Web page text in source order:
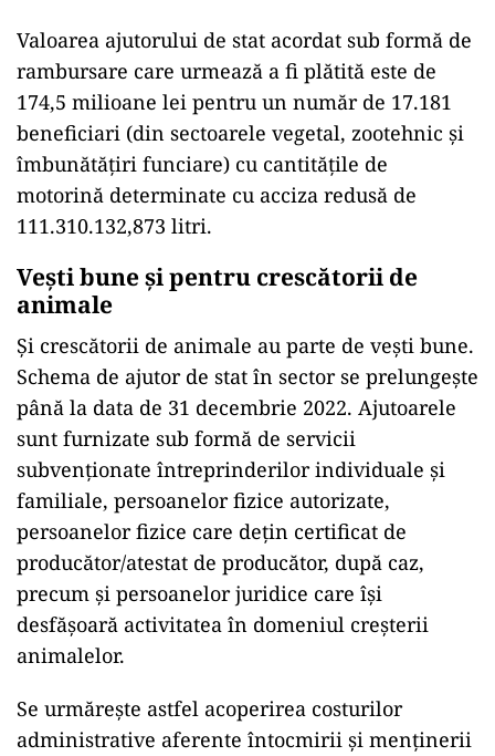
Valoarea ajutorului de stat acordat sub formă de
rambursare care urmează a fi plătită este de
174,5 milioane lei pentru un număr de 17.181
beneficiari (din sectoarele vegetal, zootehnic și
îmbunătățiri funciare) cu cantitățile de
motorină determinate cu acciza redusă de
111.310.132,873 litri.
Vești bune și pentru crescătorii de
animale
Și crescătorii de animale au parte de vești bune.
Schema de ajutor de stat în sector se prelungește
până la data de 31 decembrie 2022. Ajutoarele
sunt furnizate sub formă de servicii
subvenționate întreprinderilor individuale şi
familiale, persoanelor fizice autorizate,
persoanelor fizice care dețin certificat de
producător/atestat de producător, după caz,
precum şi persoanelor juridice care își
desfășoară activitatea în domeniul creșterii
animalelor.
Se urmărește astfel acoperirea costurilor
administrative aferente întocmirii şi menținerii